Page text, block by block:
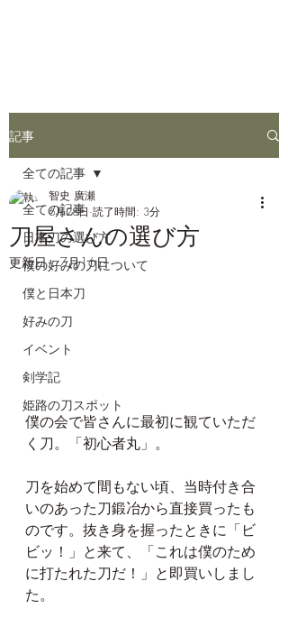
記事
全ての記事
日本刀の選び方
僕の好みの刀について
僕と日本刀
好みの刀
イベント
剣学記
姫路の刀スポット
全ての記事
刀屋さんの選び方
智史 廣瀬
6月28日 読了時間: 3分
更新日：7月16日
僕の会で皆さんに最初に観ていただ
く刀。「初心者丸」。
刀を始めて間もない頃、当時付き合
いのあった刀鍛冶から直接買ったも
のです。抜き身を握ったときに「ビ
ビッ！」と来て、「これは僕のため
に打たれた刀だ！」と即買いしまし
た。